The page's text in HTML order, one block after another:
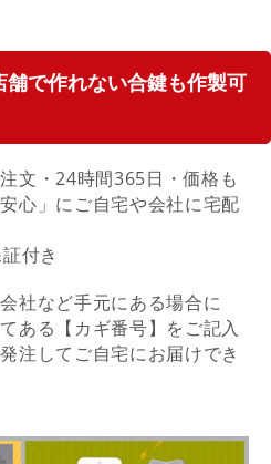
舗で作れない合鍵も作製可
文・24時間365日・価格も
心」にご自宅や会社に宅配
付き
社など手元にある場合に
ある【カギ番号】をご記入
注してご自宅にお届けでき